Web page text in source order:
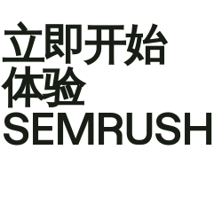
立即开始
体验
SEMRUSH